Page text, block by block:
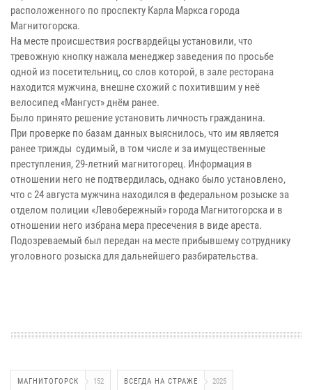
расположенного по проспекту Карла Маркса города
Магнитогорска.
На месте происшествия росгвардейцы установили, что
тревожную кнопку нажала менеджер заведения по просьбе
одной из посетительниц, со слов которой, в зале ресторана
находится мужчина, внешне схожий с похитившим у неё
велосипед «Мангуст» днём ранее.
Было принято решение установить личность гражданина.
При проверке по базам данных выяснилось, что им является
ранее трижды судимый, в том числе и за имущественные
преступления, 29-летний магнитогорец. Информация в
отношении него не подтвердилась, однако было установлено,
что с 24 августа мужчина находился в федеральном розыске за
отделом полиции «Левобережный» города Магнитогорска и в
отношении него избрана мера пресечения в виде ареста.
Подозреваемый был передан на месте прибывшему сотруднику
уголовного розыска для дальнейшего разбирательства.
МАГНИТОГОРСК 152 ВСЕГДА НА СТРАЖЕ 2025